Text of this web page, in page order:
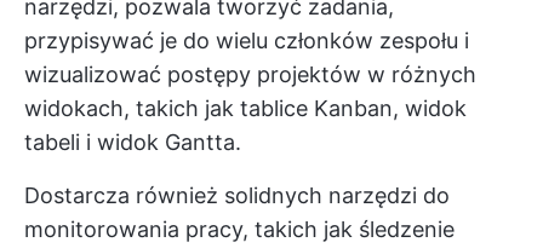
narzędzi, pozwala tworzyć zadania,
przypisywać je do wielu członków zespołu i
wizualizować postępy projektów w różnych
widokach, takich jak tablice Kanban, widok
tabeli i widok Gantta.
Dostarcza również solidnych narzędzi do
monitorowania pracy, takich jak śledzenie